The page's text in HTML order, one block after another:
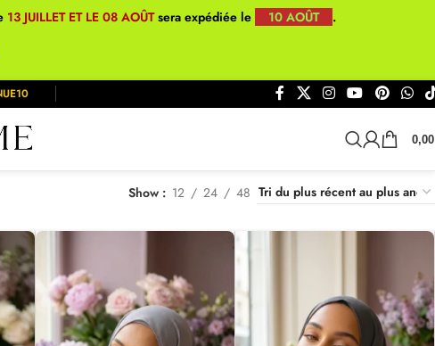
13 JUILLET ET LE 08 AOÛTsera expédiée le 10 AOÛT .
Show 12 24 48